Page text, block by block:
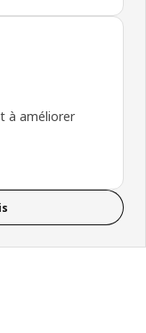
à améliorer